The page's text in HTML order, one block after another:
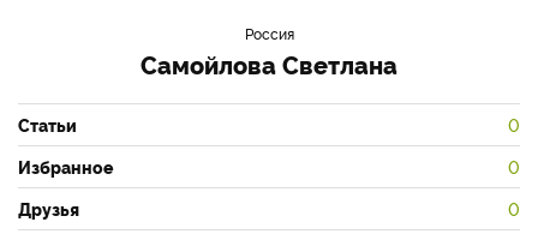
Россия
Самойлова Светлана
Статьи 0
Избранное 0
Друзья 0